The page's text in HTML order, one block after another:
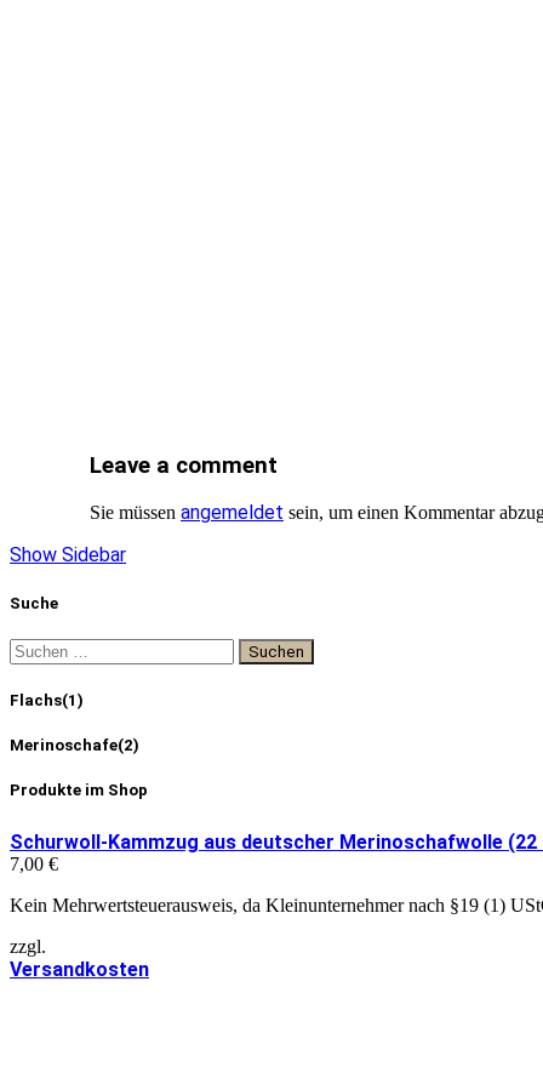
Leave a comment
Sie müssen angemeldet sein, um einen Kommentar
Show Sidebar
Suche
Flachs(1)
Merinoschafe(2)
Produkte im Shop
Schurwoll-Kammzug aus deutscher Merinoschafwolle
7,00 €
Kein Mehrwertsteuerausweis, da Kleinunternehmer nach §19 (1)
zzgl.
Versandkosten